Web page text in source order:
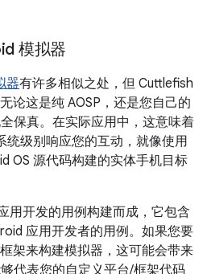
模拟器
器有许多相似之处，但 Cuttlefish
论这是纯 AOSP，还是您自己的
保真。在实际应用中，这意味着
统级别响应您的互动，就像使用
OS 源代码构建的实体手机目标
用开发的用例构建而成，它包含
应用开发者的用例。如果您要
架来构建模拟器，这可能会带来
代表您的自定义平台/框架代码